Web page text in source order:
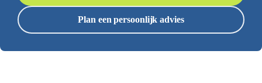
Plan een persoonlijk advies